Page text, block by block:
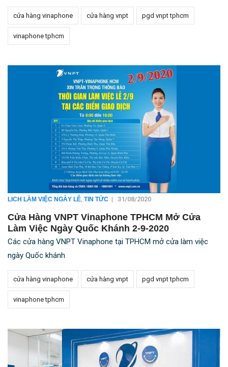
cửa hàng vinaphone cửa hàng vnpt pgd vnpt tphcm
vinaphone tphcm
LICH LÀM VIỆC NGÀY LỄ TIN TỨC | 31/08/2020
Cửa Hàng VNPT Vinaphone TPHCM Mở Cửa
Làm Việc Ngày Quốc Khánh 2-9-2020
Các cửa hàng VNPT Vinaphone tại TPHCM mở cửa làm việc
ngày Quốc khánh
cửa hàng vinaphone cửa hàng vnpt pgd vnpt tphcm
vinaphone tphcm